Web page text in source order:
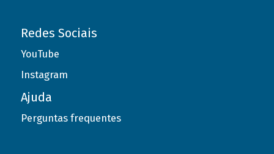
Redes Sociais
YouTube
Instagram
Ajuda
Perguntas frequentes